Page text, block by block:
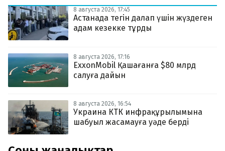
8 августа 2026, 17:45
Астанада тегін далап үшін жүздеген
адам кезекке тұрды
8 августа 2026, 17:16
ExxonMobil Қашағанға $80 млрд
салуға дайын
8 августа 2026, 16:54
Украина КТК инфрақұрылымына
шабуыл жасамауға уәде берді